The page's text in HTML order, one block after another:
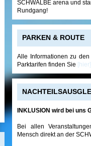
SCHWALBE arena und
Rundgang!
PARKEN & ROUTE
Alle Informationen zu
Parktarifen finden Sie [hier]
INKLUSION wird bei uns
Bei allen
Mensch direkt an der